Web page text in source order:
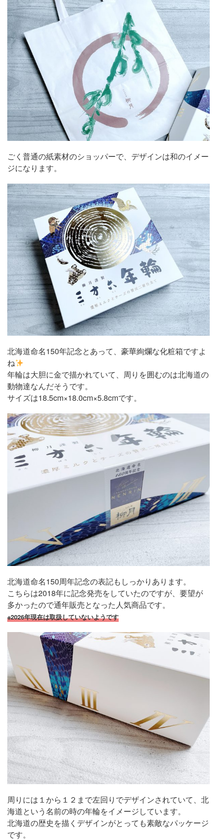
ごく普通の紙素材のショッパーで、デザインは和のイメー
ジになります。
北海道命名150年記念とあって、豪華絢爛な化粧箱ですよ
ね
年輪は大胆に金で描かれていて、周りを囲むのは北海道の
動物達なんだそうです。
サイズは18.5cm×18.0cm×5.8cmです。
北海道命名150周年記念の表記もしっかりあります。
こちらは2018年に記念発売をしていたのですが、要望が
多かったので通年販売となった人気商品です。
※2026年現在は取扱していないようです
周りには１から１２まで左回りでデザインされていて、北
海道という名前の時の年輪をイメージしています。
北海道の歴史を描くデザインがとっても素敵なパッケージ
です。